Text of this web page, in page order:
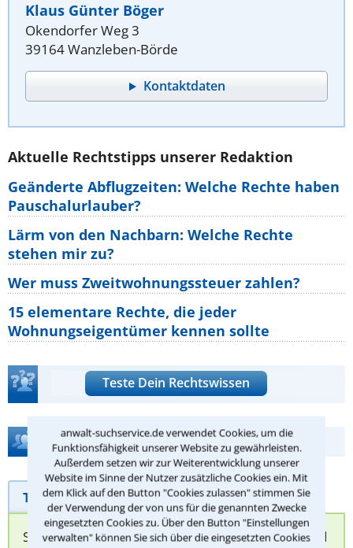
anwalt-suchservice.de verwendet Cookies, um die
Funktionsfähigkeit unserer Website zu gewährleisten.
Außerdem setzen wir zur Weiterentwicklung unserer
Website im Sinne der Nutzer zusätzliche Cookies ein. Mit
dem Klick auf den Button "Cookies zulassen" stimmen Sie
der Verwendung der von uns für die genannten Zwecke
eingesetzten Cookies zu. Über den Button "Einstellungen
verwalten" können Sie sich über die eingesetzten Cookies
Klaus Günter Böger
Okendorfer Weg 3
39164 Wanzleben-Börde
Kontaktdaten
Aktuelle Rechtstipps unserer Redaktion
Geänderte Abflugzeiten: Welche Rechte haben
Pauschalurlauber?
Lärm von den Nachbarn: Welche Rechte
stehen mir zu?
Wer muss Zweitwohnungssteuer zahlen?
15 elementare Rechte, die jeder
Wohnungseigentümer kennen sollte
Teste Dein Rechtswissen
Hilfe bei Ihrer Anwaltsuche?
Telefonhilfe Beratungsanfrage
Sie können hier Ihren Fall schildern. Anschließend